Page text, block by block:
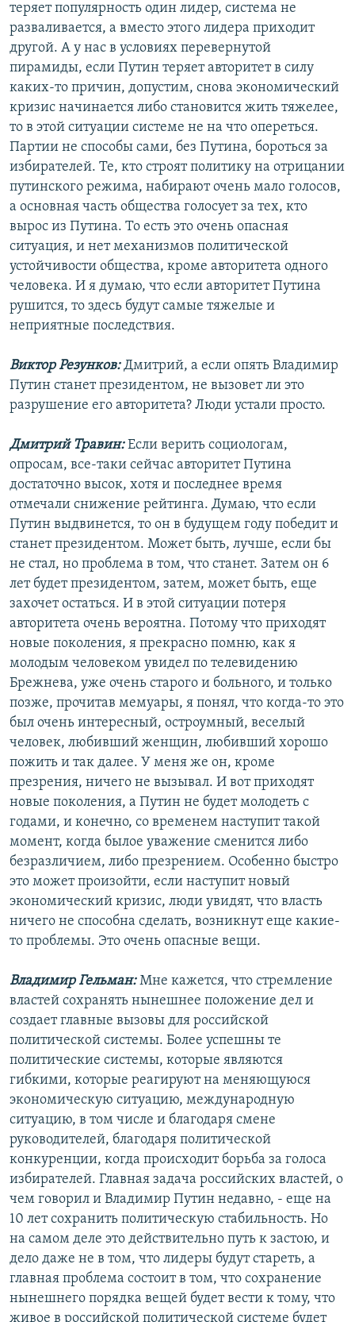
теряет популярность один лидер, система не
разваливается, а вместо этого лидера приходит
другой. А у нас в условиях перевернутой
пирамиды, если Путин теряет авторитет в силу
каких-то причин, допустим, снова экономический
кризис начинается либо становится жить тяжелее,
то в этой ситуации системе не на что опереться.
Партии не способы сами, без Путина, бороться за
избирателей. Те, кто строят политику на отрицании
путинского режима, набирают очень мало голосов,
а основная часть общества голосует за тех, кто
вырос из Путина. То есть это очень опасная
ситуация, и нет механизмов политической
устойчивости общества, кроме авторитета одного
человека. И я думаю, что если авторитет Путина
рушится, то здесь будут самые тяжелые и
неприятные последствия.
Виктор Резунков:Дмитрий, а если опять Владимир
Путин станет президентом, не вызовет ли это
разрушение его авторитета? Люди устали просто.
Дмитрий Травин:Если верить социологам,
опросам, все-таки сейчас авторитет Путина
достаточно высок, хотя и последнее время
отмечали снижение рейтинга. Думаю, что если
Путин выдвинется, то он в будущем году победит и
станет президентом. Может быть, лучше, если бы
не стал, но проблема в том, что станет. Затем он 6
лет будет президентом, затем, может быть, еще
захочет остаться. И в этой ситуации потеря
авторитета очень вероятна. Потому что приходят
новые поколения, я прекрасно помню, как я
молодым человеком увидел по телевидению
Брежнева, уже очень старого и больного, и только
позже, прочитав мемуары, я понял, что когда-то это
был очень интересный, остроумный, веселый
человек, любивший женщин, любивший хорошо
пожить и так далее. У меня же он, кроме
презрения, ничего не вызывал. И вот приходят
новые поколения, а Путин не будет молодеть с
годами, и конечно, со временем наступит такой
момент, когда былое уважение сменится либо
безразличием, либо презрением. Особенно быстро
это может произойти, если наступит новый
экономический кризис, люди увидят, что власть
ничего не способна сделать, возникнут еще какие-
то проблемы. Это очень опасные вещи.
Владимир Гельман:Мне кажется, что стремление
властей сохранять нынешнее положение дел и
создает главные вызовы для российской
политической системы. Более успешны те
политические системы, которые являются
гибкими, которые реагируют на меняющуюся
экономическую ситуацию, международную
ситуацию, в том числе и благодаря смене
руководителей, благодаря политической
конкуренции, когда происходит борьба за голоса
избирателей. Главная задача российских властей, о
чем говорил и Владимир Путин недавно, - еще на
10 лет сохранить политическую стабильность. Но
на самом деле это действительно путь к застою, и
дело даже не в том, что лидеры будут стареть, а
главная проблема состоит в том, что сохранение
нынешнего порядка вещей будет вести к тому, что
живое в российской политической системе будет